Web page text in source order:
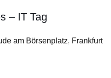
– IT Tag
am Börsenplatz, Frankfurt